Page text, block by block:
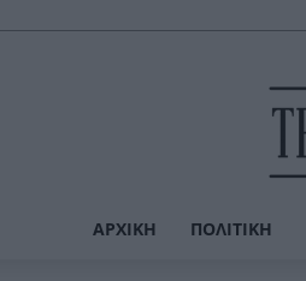
ΑΡΧΙΚΉ ΠΟΛΙΤΙΚΉ